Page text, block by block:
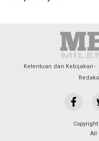
Ketentuan dan Kebijakan
All